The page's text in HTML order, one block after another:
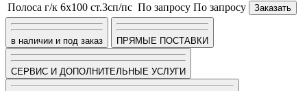
Полоса г/к 6х100 ст.3сп/пс По запросу По запросу Заказать
в наличии и под заказ ПРЯМЫЕ ПОСТАВКИ
СЕРВИС И ДОПОЛНИТЕЛЬНЫЕ УСЛУГИ